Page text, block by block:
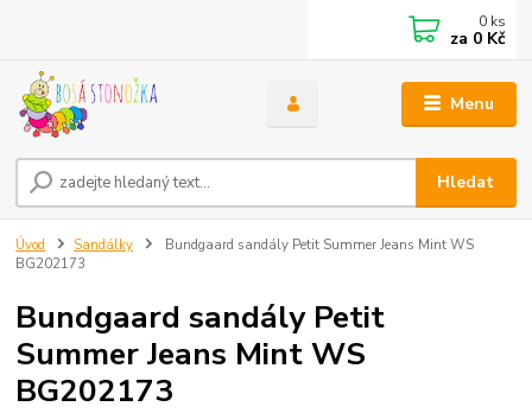
Menu
Hledat
0 ks
za 0 Kč
Úvod Sandálky
Bundgaard sandály Petit Summer Jeans Mint WS
BG202173
Bundgaard sandály Petit
Summer Jeans Mint WS
BG202173